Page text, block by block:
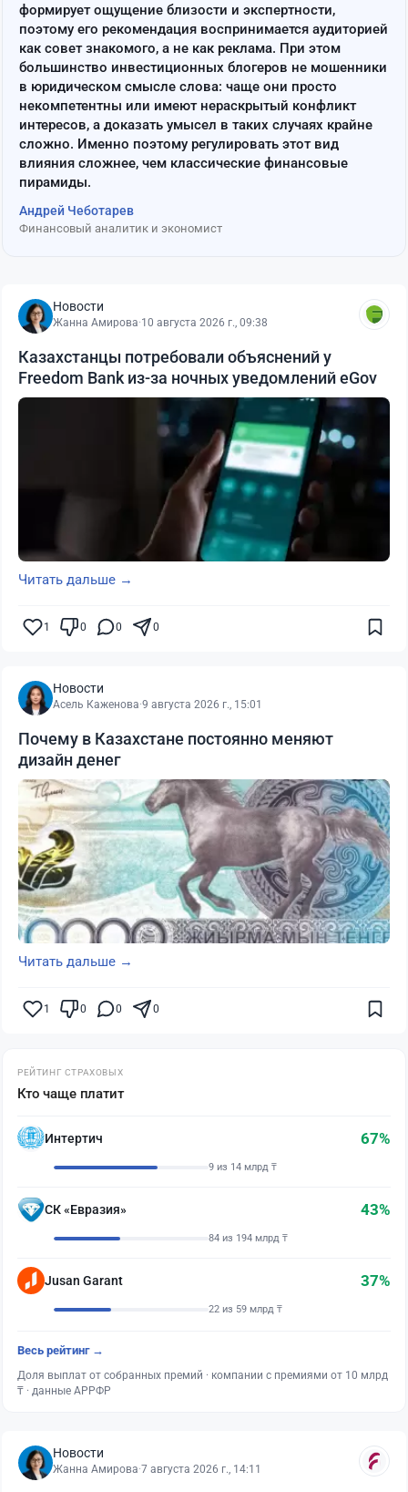
формирует ощущение близости и экспертности,
поэтому его рекомендация воспринимается аудиторией
как совет знакомого, а не как реклама. При этом
большинство инвестиционных блогеров не мошенники
в юридическом смысле слова: чаще они просто
некомпетентны или имеют нераскрытый конфликт
интересов, а доказать умысел в таких случаях крайне
сложно. Именно поэтому регулировать этот вид
влияния сложнее, чем классические финансовые
пирамиды.
Андрей Чеботарев
Финансовый аналитик и экономист
Новости
Жанна Амирова·10 августа 2026 г., 09:38
Казахстанцы потребовали объяснений у
Freedom Bank из-за ночных уведомлений eGov
Читать дальше →
1 0 0 0
Новости
Асель Каженова·9 августа 2026 г., 15:01
Почему в Казахстане постоянно меняют
дизайн денег
Читать дальше →
1 0 0 0
РЕЙТИНГ СТРАХОВЫХ
Кто чаще платит
Интертич 67%
9 из 14 млрд ₸
СК «Евразия» 43%
84 из 194 млрд ₸
Jusan Garant 37%
22 из 59 млрд ₸
Весь рейтинг →
Доля выплат от собранных премий · компании с премиями от 10 млрд
₸ · данные АРРФР
Новости
Жанна Амирова·7 августа 2026 г., 14:11